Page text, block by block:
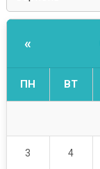
«
ПН ВТ
3 4